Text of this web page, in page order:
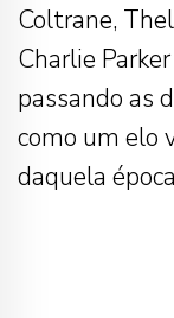
Coltrane,
Charlie
passando as
como um elo
daquela